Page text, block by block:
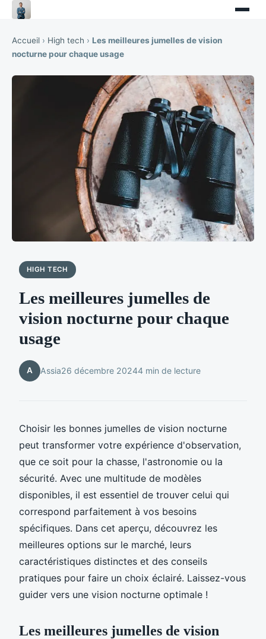
Accueil › High tech › Les meilleures jumelles de vision
nocturne pour chaque usage
HIGH TECH
Les meilleures jumelles de
vision nocturne pour chaque
usage
A Assia26 décembre 20244 min de lecture
Choisir les bonnes jumelles de vision nocturne
peut transformer votre expérience d'observation,
que ce soit pour la chasse, l'astronomie ou la
sécurité. Avec une multitude de modèles
disponibles, il est essentiel de trouver celui qui
correspond parfaitement à vos besoins
spécifiques. Dans cet aperçu, découvrez les
meilleures options sur le marché, leurs
caractéristiques distinctes et des conseils
pratiques pour faire un choix éclairé. Laissez-vous
guider vers une vision nocturne optimale !
Les meilleures jumelles de vision